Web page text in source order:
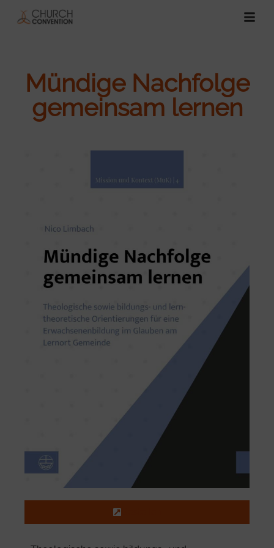
Mündige Nachfolge
gemeinsam lernen